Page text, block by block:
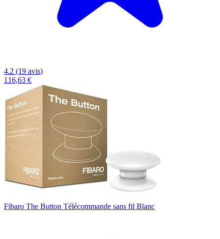
4.2 (19 avis)
116,63 €
Fibaro The Button Télécommande sans fil Blanc